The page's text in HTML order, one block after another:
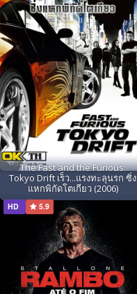
The Fast and the Furious:
Tokyo Drift เร็ว...แรงทะลุนรก ซิ่ง
แหกพิกัดโตเกียว (2006)
HD 5.9